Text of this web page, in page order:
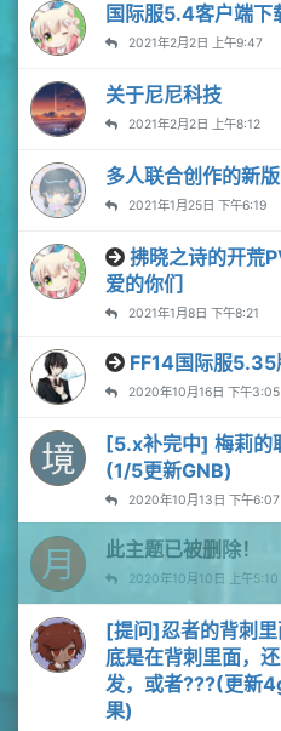
国际服5.4客户端下
2021年2月2日 上午9:47
关于尼尼科技
2021年2月2日 上午8:12
多人联合创作的新
2021年1月25日 下午6:19
拂晓之诗的开荒
爱的你们
2021年1月8日 下午8:21
FF14国际服
2020年10月16日 下午3:05
境
[5.x补完中] 梅莉的
(1/5更新GNB)
2020年10月13日 下午6:07
月 此主题已被删除！
2020年10月10日 上午5:10
[提问]忍者的背刺
底是在背刺里面，
发，或者???(更新
果)